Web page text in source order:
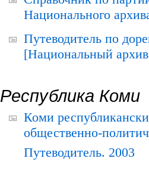
Национального
Путеводитель по
[Национальный
Республика Коми
Коми
общественно-
Путеводитель. 2003